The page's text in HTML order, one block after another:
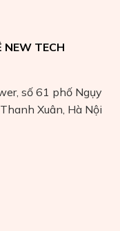
NEW TECH
số 61 phố Ngụy
Xuân, Hà Nội